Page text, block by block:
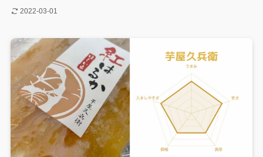
2022-03-01